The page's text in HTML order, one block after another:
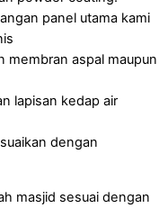
panel utama kami
membran aspal maupun
lapisan kedap air
dengan
masjid sesuai dengan